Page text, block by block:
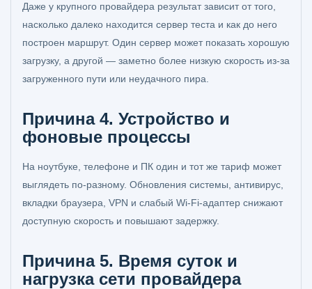
Даже у крупного провайдера результат зависит от того,
насколько далеко находится сервер теста и как до него
построен маршрут. Один сервер может показать хорошую
загрузку, а другой — заметно более низкую скорость из-за
загруженного пути или неудачного пира.
Причина 4. Устройство и
фоновые процессы
На ноутбуке, телефоне и ПК один и тот же тариф может
выглядеть по-разному. Обновления системы, антивирус,
вкладки браузера, VPN и слабый Wi‑Fi-адаптер снижают
доступную скорость и повышают задержку.
Причина 5. Время суток и
нагрузка сети провайдера